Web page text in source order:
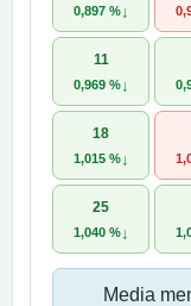
0,897 %↓
11
0,969 %↓
18
1,015 %↓
25
1,040 %↓
Media